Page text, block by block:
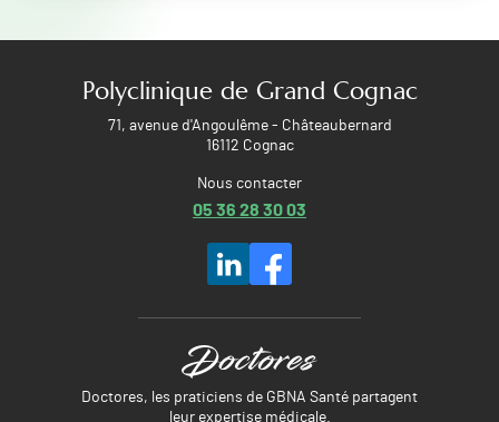
Polyclinique de Grand Cognac
71, avenue d'Angoulême - Châteaubernard
16112 Cognac
Nous contacter
05 36 28 30 03
Doctores, les praticiens de GBNA Santé partagent
leur expertise médicale.